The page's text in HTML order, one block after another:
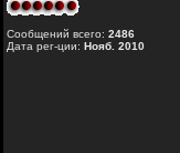
Сообщений всего: 2486
Дата рег-ции: Нояб. 2010